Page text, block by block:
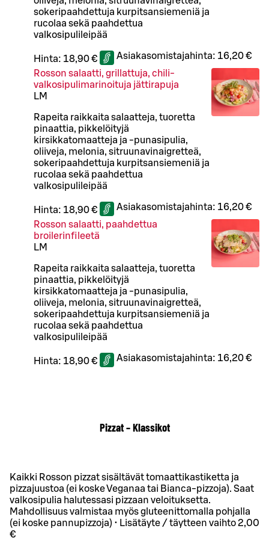
sokeripaahdettuja kurpitsansiemeniä ja
rucolaa sekä paahdettua
valkosipulileipää
Hinta: 18,90 € Asiakasomistajahinta: 16,20 €
Rosson salaatti, grillattuja, chili-
valkosipulimarinoituja jättirapuja
LM
Rapeita raikkaita salaatteja, tuoretta
pinaattia, pikkelöityjä
kirsikkatomaatteja ja -punasipulia,
oliiveja, melonia, sitruunavinaigretteä,
sokeripaahdettuja kurpitsansiemeniä ja
rucolaa sekä paahdettua
valkosipulileipää
Hinta: 18,90 € Asiakasomistajahinta: 16,20 €
Rosson salaatti, paahdettua
broilerinfileetä
LM
Rapeita raikkaita salaatteja, tuoretta
pinaattia, pikkelöityjä
kirsikkatomaatteja ja -punasipulia,
oliiveja, melonia, sitruunavinaigretteä,
sokeripaahdettuja kurpitsansiemeniä ja
rucolaa sekä paahdettua
valkosipulileipää
Hinta: 18,90 € Asiakasomistajahinta: 16,20 €
Pizzat – Klassikot
Kaikki Rosson pizzat sisältävät tomaattikastiketta ja
pizzajuustoa (ei koske Veganaa tai Bianca-pizzoja). Saat
valkosipulia halutessasi pizzaan veloituksetta.
Mahdollisuus valmistaa myös gluteenittomalla pohjalla
(ei koske pannupizzoja) • Lisätäyte / täytteen vaihto 2,00
€